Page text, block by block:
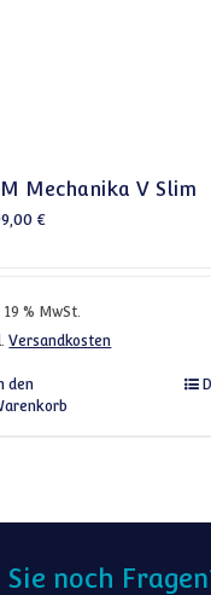
Mechanika V Slim
€
19 % MwSt.
Versandkosten
den
Sie noch